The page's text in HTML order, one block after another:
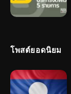
โพสต์ยอดนิยม